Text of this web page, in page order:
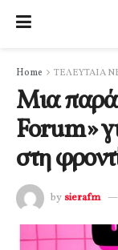
Home ΤΕΛΕΥΤΑΙΑ
Μια
Forum»
στη
by sierafm